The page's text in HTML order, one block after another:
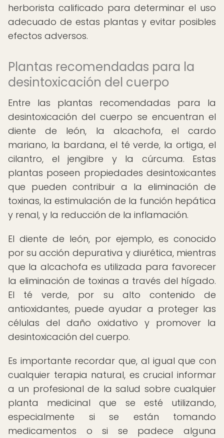
herborista calificado para determinar el uso
adecuado de estas plantas y evitar posibles
efectos adversos.
Plantas recomendadas para la
desintoxicación del cuerpo
Entre las plantas recomendadas para la
desintoxicación del cuerpo se encuentran el
diente de león, la alcachofa, el cardo
mariano, la bardana, el té verde, la ortiga, el
cilantro, el jengibre y la cúrcuma. Estas
plantas poseen propiedades desintoxicantes
que pueden contribuir a la eliminación de
toxinas, la estimulación de la función hepática
y renal, y la reducción de la inflamación.
El diente de león, por ejemplo, es conocido
por su acción depurativa y diurética, mientras
que la alcachofa es utilizada para favorecer
la eliminación de toxinas a través del hígado.
El té verde, por su alto contenido de
antioxidantes, puede ayudar a proteger las
células del daño oxidativo y promover la
desintoxicación del cuerpo.
Es importante recordar que, al igual que con
cualquier terapia natural, es crucial informar
a un profesional de la salud sobre cualquier
planta medicinal que se esté utilizando,
especialmente si se están tomando
medicamentos o si se padece alguna